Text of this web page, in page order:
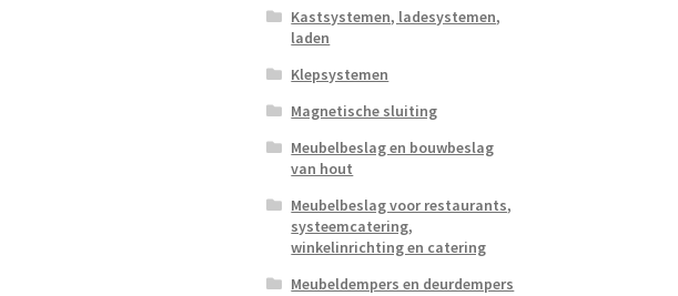
Kastsystemen, ladesystemen,
laden
Klepsystemen
Magnetische sluiting
Meubelbeslag en bouwbeslag
van hout
Meubelbeslag voor restaurants,
systeemcatering,
winkelinrichting en catering
Meubeldempers en deurdempers